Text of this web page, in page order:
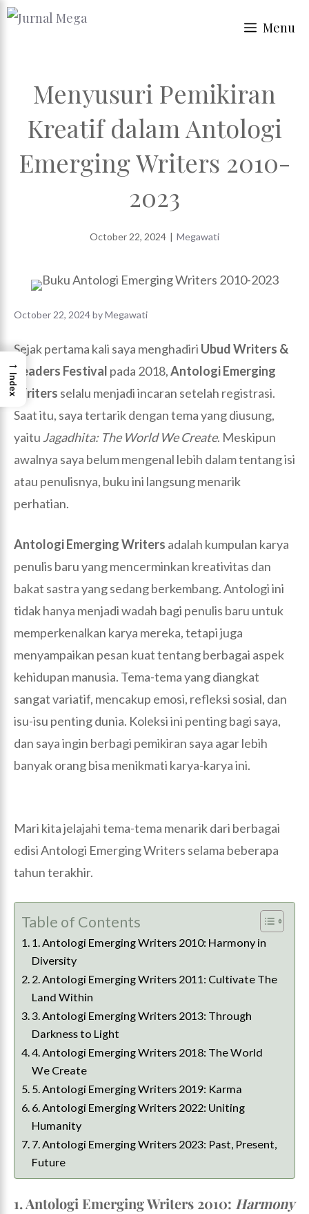
Skip
Menu
Menyusuri Pemikiran
Kreatif dalam Antologi
Emerging Writers 2010-
2023
October 22, 2024 | Megawati
October 22, 2024byMegawati
Sejak pertama kali saya menghadiri Ubud Writers &
Readers Festival pada 2018,Antologi Emerging
Writers selalu menjadi incaran setelah registrasi.
Saat itu, saya tertarik dengan tema yang diusung,
yaitu Jagadhita: The World We Create. Meskipun
awalnya saya belum mengenal lebih dalam tentang isi
atau penulisnya, buku ini langsung menarik
perhatian.
Antologi Emerging Writers adalah kumpulan karya
penulis baru yang mencerminkan kreativitas dan
bakat sastra yang sedang berkembang. Antologi ini
tidak hanya menjadi wadah bagi penulis baru untuk
memperkenalkan karya mereka, tetapi juga
menyampaikan pesan kuat tentang berbagai aspek
kehidupan manusia. Tema-tema yang diangkat
sangat variatif, mencakup emosi, refleksi sosial, dan
isu-isu penting dunia. Koleksi ini penting bagi saya,
dan saya ingin berbagi pemikiran saya agar lebih
banyak orang bisa menikmati karya-karya ini.
Mari kita jelajahi tema-tema menarik dari berbagai
edisi Antologi Emerging Writers selama beberapa
tahun terakhir.
Table of Contents
1. Antologi Emerging Writers 2010: Harmony in
Diversity
2. Antologi Emerging Writers 2011: Cultivate The
Land Within
3. Antologi Emerging Writers 2013: Through
Darkness to Light
4. Antologi Emerging Writers 2018: The World
We Create
5. Antologi Emerging Writers 2019: Karma
6. Antologi Emerging Writers 2022: Uniting
Humanity
7. Antologi Emerging Writers 2023: Past, Present,
Future
1. Antologi Emerging Writers 2010: Harmony
→
Index